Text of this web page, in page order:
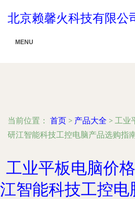
北京赖馨火科技有限公
MENU
当前位置： 首页 > 产品大全 > 工业
研江智能科技工控电脑产品选购指
工业平板电脑价
江智能科技工控电